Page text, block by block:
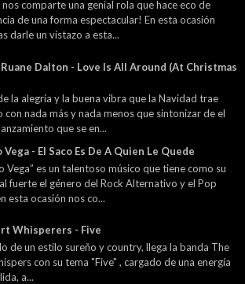
nos comparte una genial rola que hace eco de
de una forma espectacular! En esta ocasión
darle un vistazo a esta...
Dalton - Love Is All Around (At Christmas
la alegría y la buena vibra que la Navidad trae
con nada más y nada menos que sintonizar de el
que se en...
Vega - El Saco Es De A Quien Le Quede
Vega” es un talentoso músico que tiene como su
fuerte el género del Rock Alternativo y el Pop
esta ocasión nos co...
Whisperers - Five
de un estilo sureño y country, llega la banda The
con su tema "Five" , cargado de una energía
a...